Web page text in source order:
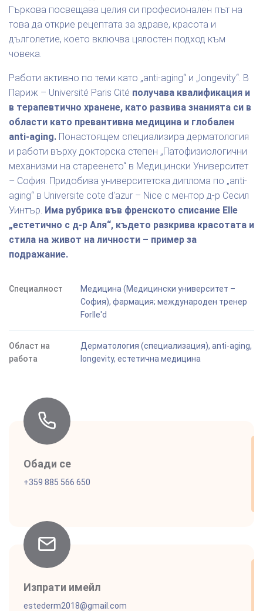
Гъркова посвещава целия си професионален път на
това да открие рецептата за здраве, красота и
дълголетие, което включва цялостен подход към
човека.
Работи активно по теми като „anti-aging“ и „longevity“. В
Париж – Université Paris Cité получава квалификация и
в терапевтично хранене, като развива знанията си в
области като превантивна медицина и глобален
anti-aging. Понастоящем специализира дерматология
и работи върху докторска степен „Патофизиологични
механизми на стареенето“ в Медицински Университет
– София. Придобива университетска диплома по „anti-
aging“ в Universite cote d'azur – Nice с ментор д-р Сесил
Уинтър. Има рубрика във френското списание Elle
„естетично с д-р Аля“, където разкрива красотата и
стила на живот на личности – пример за
подражание.
Специалност
Медицина (Медицински университет –
София), фармация; международен тренер
Forlle'd
Област на
работа
Дерматология (специализация), anti-aging,
longevity, естетична медицина
Обади се
+359 885 566 650
Изпрати имейл
estederm2018@gmail.com